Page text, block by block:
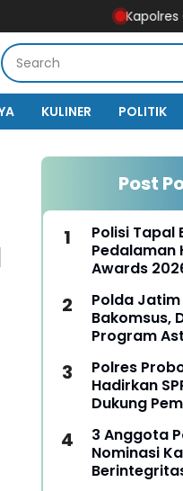
Kapolres Gresik
KULINER POLITIK
Post
Polisi Tapal
Pedalaman
Awards
Nduga
Polda
Bakomsus,
Program
Polres
Hadirkan
Dukung
3 Anggota
Nominasi